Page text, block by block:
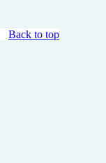
Back to top